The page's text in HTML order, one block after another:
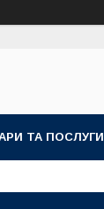
ТА ПОСЛУГИ